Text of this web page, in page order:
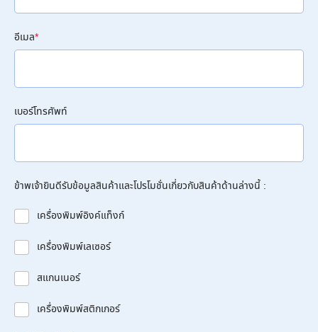
อีเมล*
เบอร์โทรศัพท์
ข้าพเจ้ายินดีรับข้อมูลสินค้าและโปรโมชั่นเกี่ยวกับสินค้าด้านล่างนี้ :
เครื่องพิมพ์อิงค์แท็งก์
เครื่องพิมพ์เลเซอร์
สแกนเนอร์
เครื่องพิมพ์สติกเกอร์